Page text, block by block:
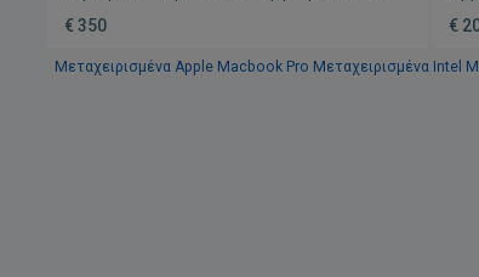
i5, 8GB RAM, 256GB SSD
€ 350 €
Μεταχειρισμένα Apple Macbook Pro Μεταχειρισμένα Intel